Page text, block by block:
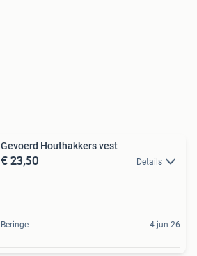
Gevoerd Houthakkers vest
€ 23,50 Details
Beringe 4 jun 26